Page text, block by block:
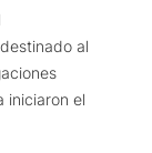
al
iniciaron el